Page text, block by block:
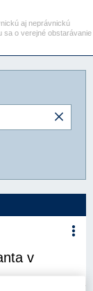
aj neprávnickú
sa o verejné obstarávanie
v